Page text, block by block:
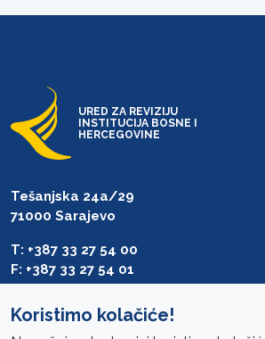
URED ZA REVIZIJU
INSTITUCIJA BOSNE I
HERCEGOVINE
Tešanjska 24a/29
71000 Sarajevo
T: +387 33 27 54 00
F: +387 33 27 54 01
Koristimo kolačiće!